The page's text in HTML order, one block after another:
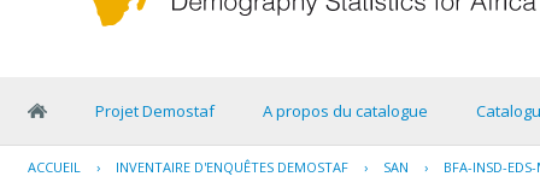
Projet Demostaf A propos du catalogue
ACCUEIL › INVENTAIRE D'ENQUÊTES DEMOSTAF › SAN › BFA-INSD-